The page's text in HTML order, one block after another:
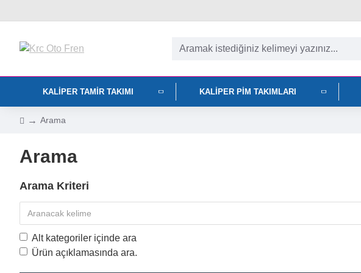
KALIPER TAMIR TAKIMI KALIPER PIM TAKIMLARI
Arama
Arama
Arama Kriteri
Alt kategoriler içinde ara
Ürün açıklamasında ara.